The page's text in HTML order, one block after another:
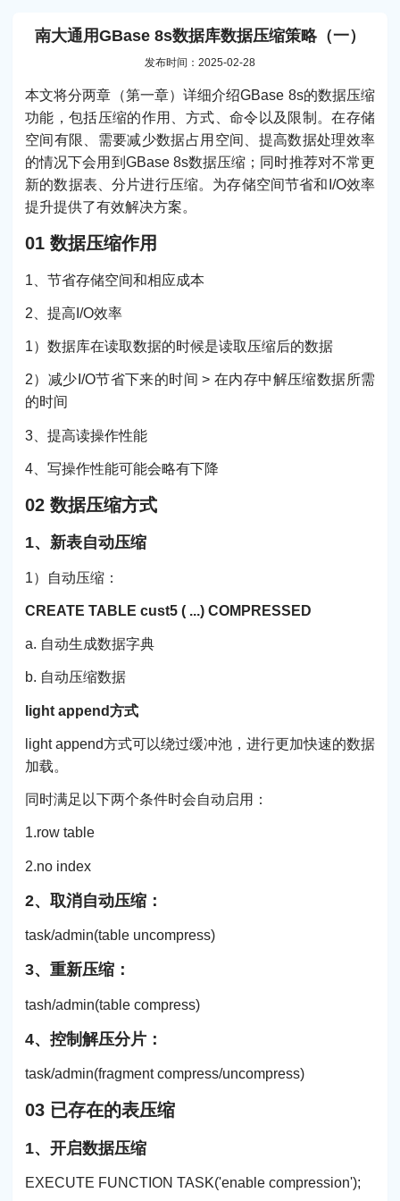
南大通用GBase 8s数据库数据压缩策略（一）
发布时间：2025-02-28
本文将分两章（第一章）详细介绍GBase 8s的数据压缩
功能，包括压缩的作用、方式、命令以及限制。在存储
空间有限、需要减少数据占用空间、提高数据处理效率
的情况下会用到GBase 8s数据压缩；同时推荐对不常更
新的数据表、分片进行压缩。为存储空间节省和I/O效率
提升提供了有效解决方案。
01 数据压缩作用
1、节省存储空间和相应成本
2、提高I/O效率
1）数据库在读取数据的时候是读取压缩后的数据
2）减少I/O节省下来的时间 > 在内存中解压缩数据所需
的时间
3、提高读操作性能
4、写操作性能可能会略有下降
02 数据压缩方式
1、新表自动压缩
1）自动压缩：
CREATE TABLE cust5 ( ...) COMPRESSED
a. 自动生成数据字典
b. 自动压缩数据
light append方式
light append方式可以绕过缓冲池，进行更加快速的数据
加载。
同时满足以下两个条件时会自动启用：
1.‌row table
2.no index
2、取消自动压缩：
task/admin(table uncompress)
3、重新压缩：
tash/admin(table compress)
4、控制解压分片：
task/admin(fragment compress/uncompress)
03 已存在的表压缩
1、开启数据压缩
EXECUTE FUNCTION TASK('enable compression');